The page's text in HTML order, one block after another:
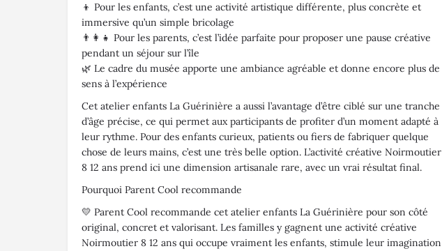
👦 Pour les enfants, c’est une activité artistique différente, plus concrète et
immersive qu’un simple bricolage
👨‍👩‍👧 Pour les parents, c’est l’idée parfaite pour proposer une pause créative
pendant un séjour sur l’île
🌿 Le cadre du musée apporte une ambiance agréable et donne encore plus de
sens à l’expérience
Cet atelier enfants La Guérinière a aussi l’avantage d’être ciblé sur une tranche
d’âge précise, ce qui permet aux participants de profiter d’un moment adapté à
leur rythme. Pour des enfants curieux, patients ou fiers de fabriquer quelque
chose de leurs mains, c’est une très belle option. L’activité créative Noirmoutier
8 12 ans prend ici une dimension artisanale rare, avec un vrai résultat final.
Pourquoi Parent Cool recommande
💛 Parent Cool recommande cet atelier enfants La Guérinière pour son côté
original, concret et valorisant. Les familles y gagnent une activité créative
Noirmoutier 8 12 ans qui occupe vraiment les enfants, stimule leur imagination